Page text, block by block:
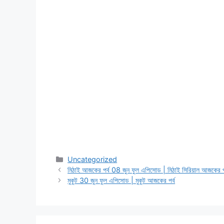
Categories
Uncategorized
মিঠাই আজকের পর্ব 08 জুন ফুল এপিসোড | মিঠাই সিরিয়াল আজকের
মুকুট 30 জুন ফুল এপিসোড | মুকুট আজকের পর্ব